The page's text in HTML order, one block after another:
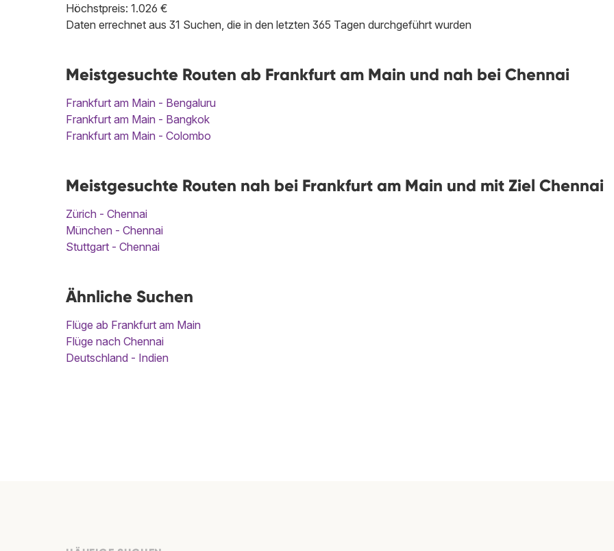
Höchstpreis: 1.026 €
Daten errechnet aus 31 Suchen, die in den letzten 365 Tagen durchgeführt wurden
Meistgesuchte Routen ab Frankfurt am Main und nah bei Chennai
Frankfurt am Main - Bengaluru
Frankfurt am Main - Bangkok
Frankfurt am Main - Colombo
Meistgesuchte Routen nah bei Frankfurt am Main und mit Ziel Chennai
Zürich - Chennai
München - Chennai
Stuttgart - Chennai
Ähnliche Suchen
Flüge ab Frankfurt am Main
Flüge nach Chennai
Deutschland - Indien